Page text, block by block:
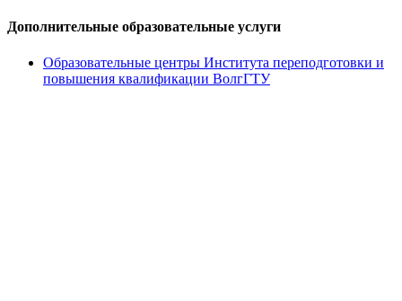
Дополнительные образовательные услуги
Образовательные центры Института переподготовки и
повышения квалификации ВолгГТУ